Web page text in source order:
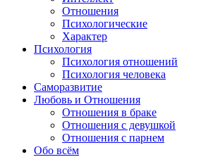
Отношения
Психологические
Характер
Психология
Психология отношений
Психология человека
Саморазвитие
Любовь и Отношения
Отношения в браке
Отношения с девушкой
Отношения с парнем
Обо всём